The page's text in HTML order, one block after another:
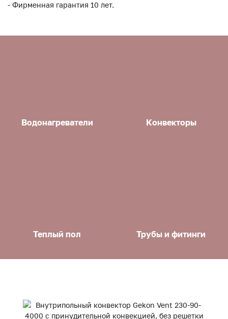
- Фирменная гарантия 10 лет.
Водонагреватели Конвекторы
Теплый пол Трубы и фитинги